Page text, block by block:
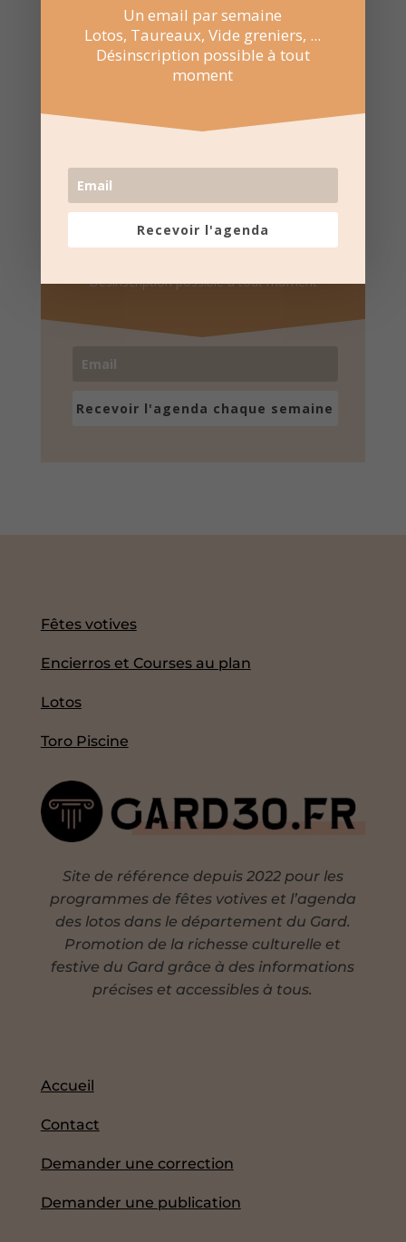
Recevez l'agenda par e-
mail
Une fois par semaine en un coup d'oeil
Désinscription possible à tout moment
Recevoir l'agenda chaque semaine
Fêtes votives
Encierros et Courses au plan
Lotos
Toro Piscine
Site de référence depuis 2022 pour les
programmes de fêtes votives et l’agenda
des lotos dans le département du Gard.
Promotion de la richesse culturelle et
festive du Gard grâce à des informations
précises et accessibles à tous.
Accueil
Contact
Demander une correction
Demander une publication
Un email par semaine
Lotos, Taureaux, Vide greniers, ...
Désinscription possible à tout
moment
Recevoir l'agenda